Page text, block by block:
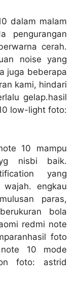
dalam malam
pengurangan
cerah.
noise yang
juga beberapa
kami, hindari
gelap.hasil
low-light foto:
10 mampu
nisbi baik.
yang
engkau
paras,
bola
redmi note
foto
10 mode
foto: astrid